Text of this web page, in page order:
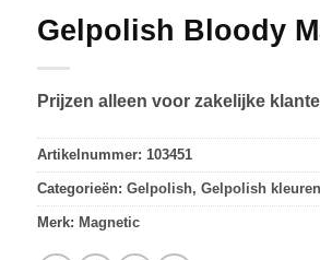
Gelpolish Bloody
Prijzen alleen voor zakelijke
Artikelnummer: 103451
Categorieën: Gelpolish, Gelpolish kleuren
Merk: Magnetic